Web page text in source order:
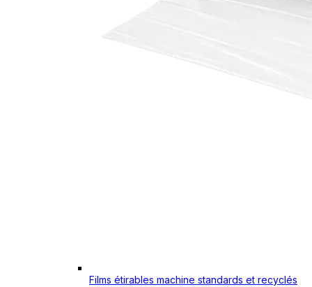
Films étirables machine standards et recyclés